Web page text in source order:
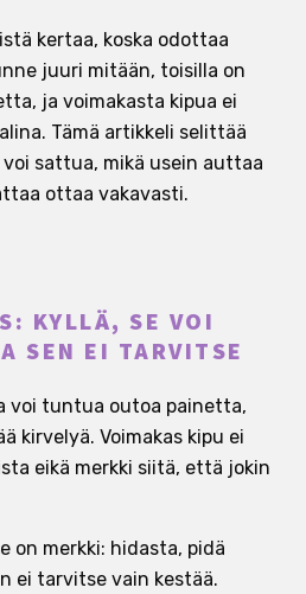
kertaa, koska odottaa
juuri mitään, toisilla on
ja voimakasta kipua ei
Tämä artikkeli selittää
sattua, mikä usein auttaa
ottaa vakavasti.
KYLLÄ, SE VOI
SEN EI TARVITSE
voi tuntua outoa painetta,
kirvelyä. Voimakas kipu ei
eikä merkki siitä, että jokin
on merkki: hidasta, pidä
ei tarvitse vain kestää.